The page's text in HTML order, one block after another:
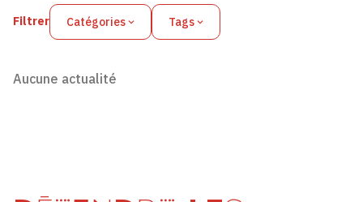
Filtrer Catégories Tags
Aucune actualité